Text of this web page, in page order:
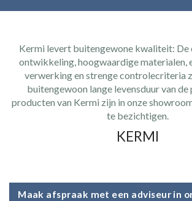
Kermi levert buitengewone kwaliteit: De
ontwikkeling, hoogwaardige materialen,
verwerking en strenge controlecriteria
buitengewoon lange levensduur van
producten van Kermi zijn in onze
te bezichtigen.
KERMI
Maak afspraak met een adviseur in